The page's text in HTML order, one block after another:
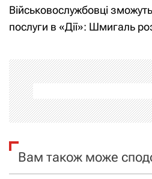
в
г
а
ц
і
я
Військовослужбовці
послуги в «Дії»: Шмигаль
Вам також може